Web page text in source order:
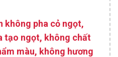
không pha cỏ ngọt,
tạo ngọt, không chất
màu, không hương